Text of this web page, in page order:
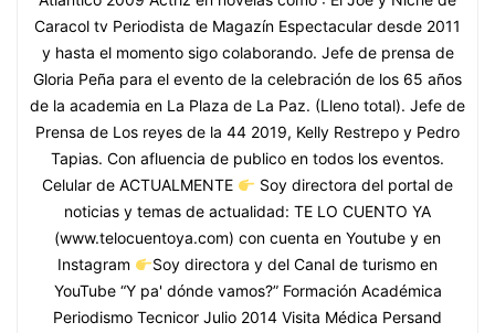
Caracol tv Periodista de Magazín Espectacular desde 2011
y hasta el momento sigo colaborando. Jefe de prensa de
Gloria Peña para el evento de la celebración de los 65 años
de la academia en La Plaza de La Paz. (Lleno total). Jefe de
Prensa de Los reyes de la 44 2019, Kelly Restrepo y Pedro
Tapias. Con afluencia de publico en todos los eventos.
Celular de ACTUALMENTE
Soy directora del portal de
noticias y temas de actualidad: TE LO CUENTO YA
(www.telocuentoya.com) con cuenta en Youtube y en
Instagram
Soy directora y del Canal de turismo en
YouTube “Y pa' dónde vamos?” Formación Académica
Periodismo Tecnicor Julio 2014 Visita Médica Persand